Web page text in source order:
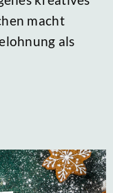
macht
als